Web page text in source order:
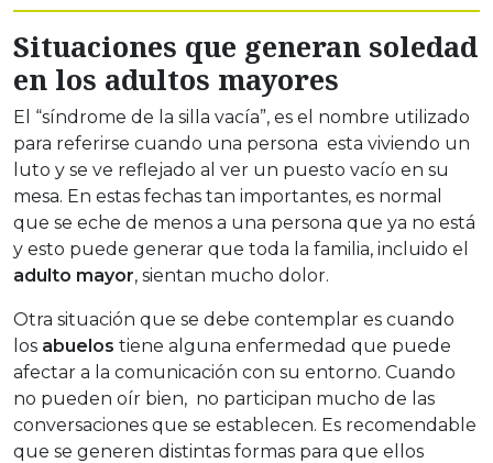
Situaciones que generan soledad
en los adultos mayores
El “síndrome de la silla vacía”, es el nombre utilizado
para referirse cuando una persona esta viviendo un
luto y se ve reflejado al ver un puesto vacío en su
mesa. En estas fechas tan importantes, es normal
que se eche de menos a una persona que ya no está
y esto puede generar que toda la familia, incluido el
adulto mayor, sientan mucho dolor.
Otra situación que se debe contemplar es cuando
los abuelos tiene alguna enfermedad que puede
afectar a la comunicación con su entorno. Cuando
no pueden oír bien, no participan mucho de las
conversaciones que se establecen. Es recomendable
que se generen distintas formas para que ellos